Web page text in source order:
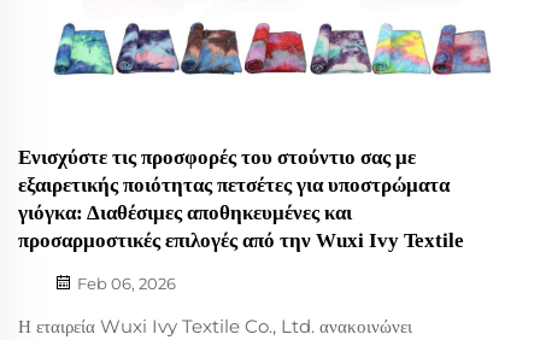
Ενισχύστε τις προσφορές του στούντιο σας με
εξαιρετικής ποιότητας πετσέτες για υποστρώματα
γιόγκα: Διαθέσιμες αποθηκευμένες και
προσαρμοστικές επιλογές από την Wuxi Ivy Textile
Feb 06, 2026
Η εταιρεία Wuxi Ivy Textile Co., Ltd. ανακοινώνει